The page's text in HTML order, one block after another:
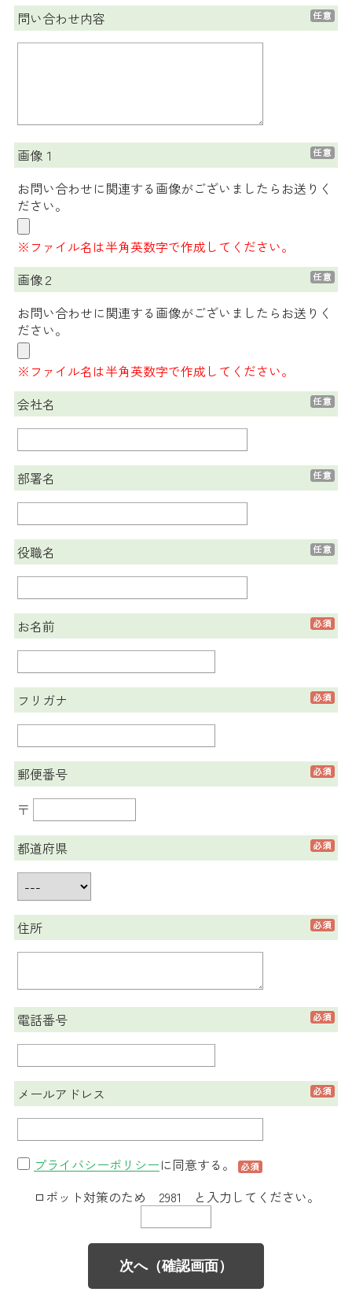
問い合わせ内容
画像１
お問い合わせに関連する画像がございましたらお送りく
ださい。
※ファイル名は半角英数字で作成してください。
画像２
お問い合わせに関連する画像がございましたらお送りく
ださい。
※ファイル名は半角英数字で作成してください。
会社名
部署名
役職名
お名前
フリガナ
郵便番号
〒
都道府県
住所
電話番号
メールアドレス
プライバシーポリシーに同意する。
ロボット対策のため 2981 と入力してください。